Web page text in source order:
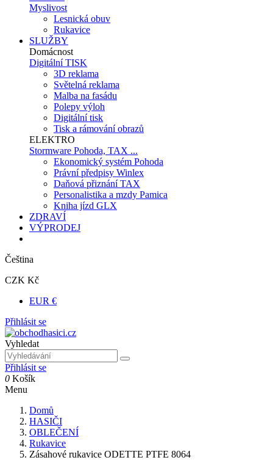
Myslivost
Lesnická obuv
Rukavice
SLUŽBY
Domácnost
Digitální TISK
3D reklama
Světelná reklama
Malba na fasádu
Polepy výloh
Digitální tisk
Tisk a rámování obrazů
ELEKTRO
Stormware Pohoda, TAX ...
Ekonomický systém Pohoda
Právní předpisy Winlex
Daňová přiznání TAX
Personalistika a mzdy Pamica
Kniha jízd GLX
ZDRAVÍ
VÝPRODEJ
Čeština
CZK Kč
EUR €
Přihlásit se
Vyhledat
Přihlásit se
0 Košík
Menu
Domů
HASIČI
OBLEČENÍ
Rukavice
Zásahové rukavice ODETTE PTFE 8064